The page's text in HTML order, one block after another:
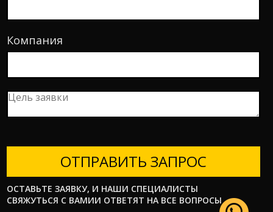
Компания
ОТПРАВИТЬ ЗАПРОС
ОСТАВЬТЕ ЗАЯВКУ, И НАШИ СПЕЦИАЛИСТЫ
СВЯЖУТЬСЯ С ВАМИИ ОТВЕТЯТ НА ВСЕ ВОПРОСЫ